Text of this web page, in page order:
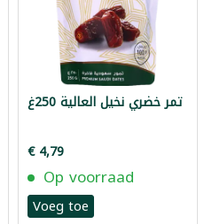
تمر خضري نخيل العالية 250غ
€ 4,79
Op voorraad
Voeg toe